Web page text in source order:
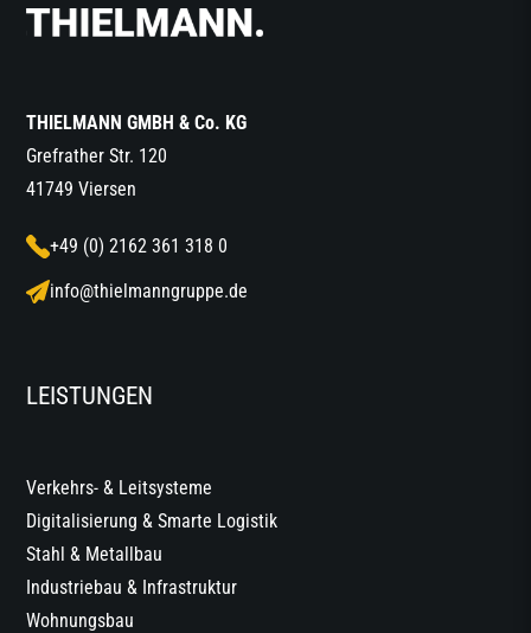
THIELMANN GMBH & Co. KG
Grefrather Str. 120
41749 Viersen
+49 (0) 2162 361 318 0
info@thielmanngruppe.de
LEISTUNGEN
Verkehrs- & Leitsysteme
Digitalisierung & Smarte Logistik
Stahl & Metallbau
Industriebau & Infrastruktur
Wohnungsbau